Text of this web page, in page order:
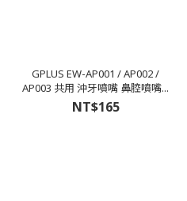
GPLUS EW-AP001 / AP002 /
AP003 共用 沖牙噴嘴 鼻腔噴嘴...
NT$165